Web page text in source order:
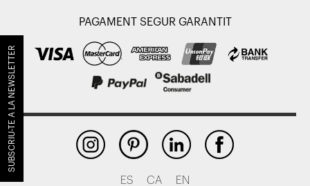
PAGAMENT SEGUR GARANTIT
SUBSCRIU-TE A LA NEWSLETTER
ES CA EN